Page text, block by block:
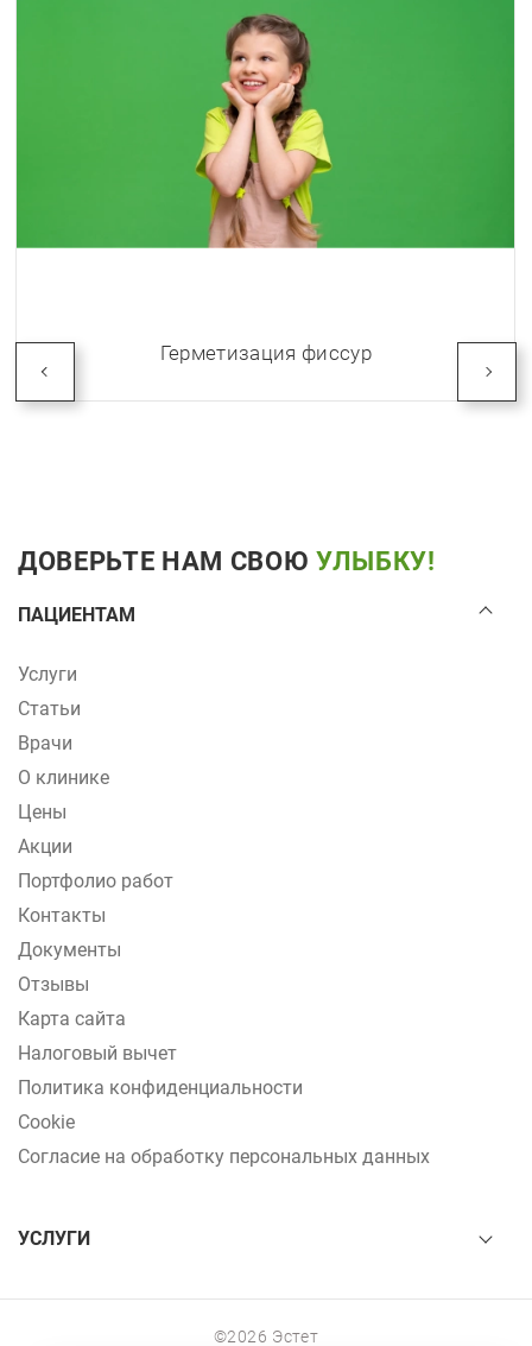
Герметизация фиссур
ДОВЕРЬТЕ НАМ СВОЮ УЛЫБКУ!
ПАЦИЕНТАМ
Услуги
Статьи
Врачи
О клинике
Цены
Акции
Портфолио работ
Контакты
Документы
Отзывы
Карта сайта
Налоговый вычет
Политика конфиденциальности
Cookie
Согласие на обработку персональных данных
УСЛУГИ
©2026 Эстет